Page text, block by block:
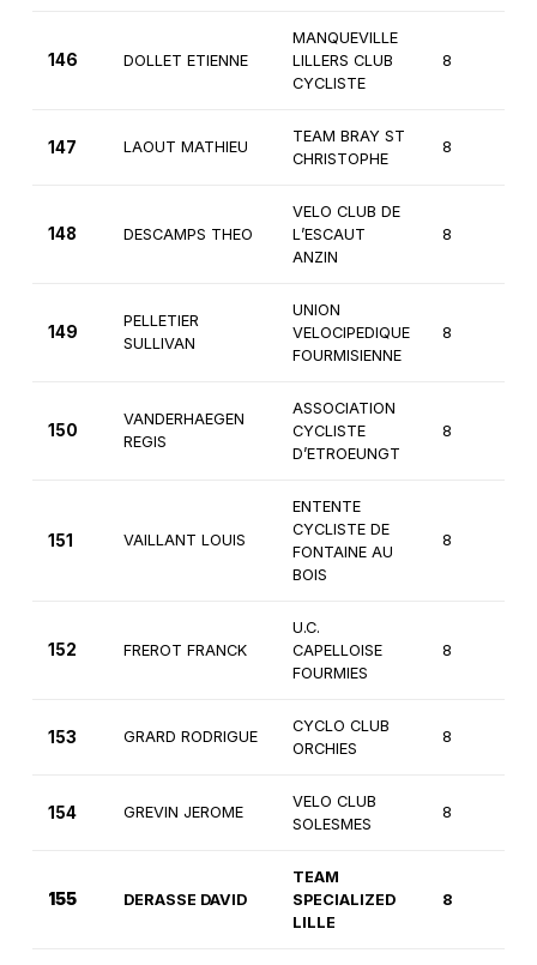
146 DOLLET ETIENNE
MANQUEVILLE
LILLERS CLUB
CYCLISTE
8
147 LAOUT MATHIEU
TEAM BRAY ST
CHRISTOPHE
8
148 DESCAMPS THEO
VELO CLUB DE
L’ESCAUT
ANZIN
8
149
PELLETIER
SULLIVAN
UNION
VELOCIPEDIQUE
FOURMISIENNE
8
150
VANDERHAEGEN
REGIS
ASSOCIATION
CYCLISTE
D’ETROEUNGT
8
151 VAILLANT LOUIS
ENTENTE
CYCLISTE DE
FONTAINE AU
BOIS
8
152 FREROT FRANCK
U.C.
CAPELLOISE
FOURMIES
8
153 GRARD RODRIGUE
CYCLO CLUB
ORCHIES
8
154 GREVIN JEROME
VELO CLUB
SOLESMES
8
155 DERASSE DAVID
TEAM
SPECIALIZED
LILLE
8